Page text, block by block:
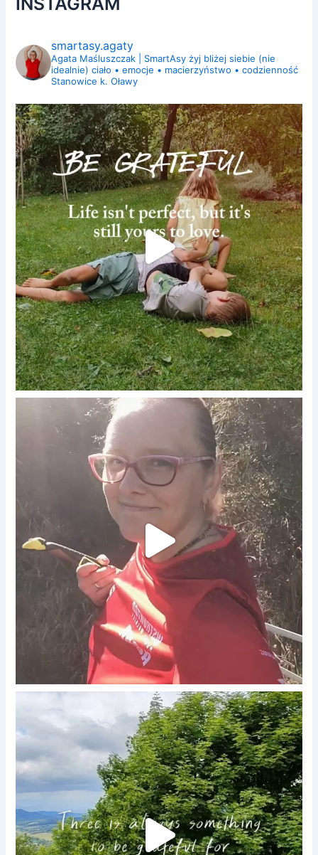
smartasy.agaty
Agata Maśluszczak | SmartAsy żyj bliżej siebie (nie
idealnie) ciało • emocje • macierzyństwo • codzienność
Stanowice k. Oławy